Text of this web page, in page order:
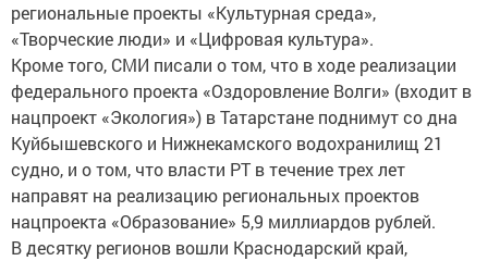
региональные проекты «Культурная среда»,
«Творческие люди» и «Цифровая культура».
Кроме того, СМИ писали о том, что в ходе реализации
федерального проекта «Оздоровление Волги» (входит в
нацпроект «Экология») в Татарстане поднимут со дна
Куйбышевского и Нижнекамского водохранилищ 21
судно, и о том, что власти РТ в течение трех лет
направят на реализацию региональных проектов
нацпроекта «Образование» 5,9 миллиардов рублей.
В десятку регионов вошли Краснодарский край,